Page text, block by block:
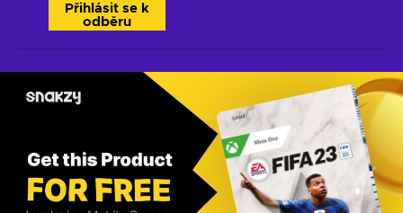
Přihlásit se k
odběru